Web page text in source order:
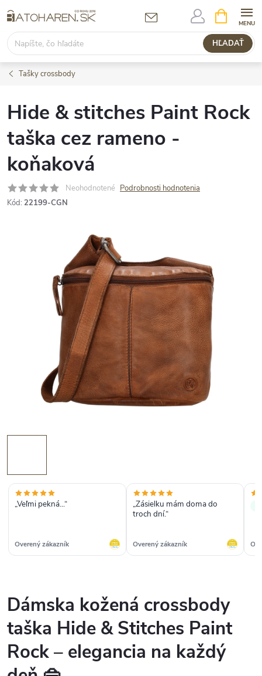
na
obsah
HĽADAŤ
KOŠÍK
Tašky crossbody
Hide & stitches Paint Rock
taška cez rameno -
koňaková
Neohodnotené Podrobnosti hodnotenia
Kód: 22199-CGN
„Veľmi pekná...“
Overený zákazník
„Zásielku mám doma do
troch dní.“
Overený zákazník
Dámska kožená crossbody
taška Hide & Stitches Paint
Rock – elegancia na každý